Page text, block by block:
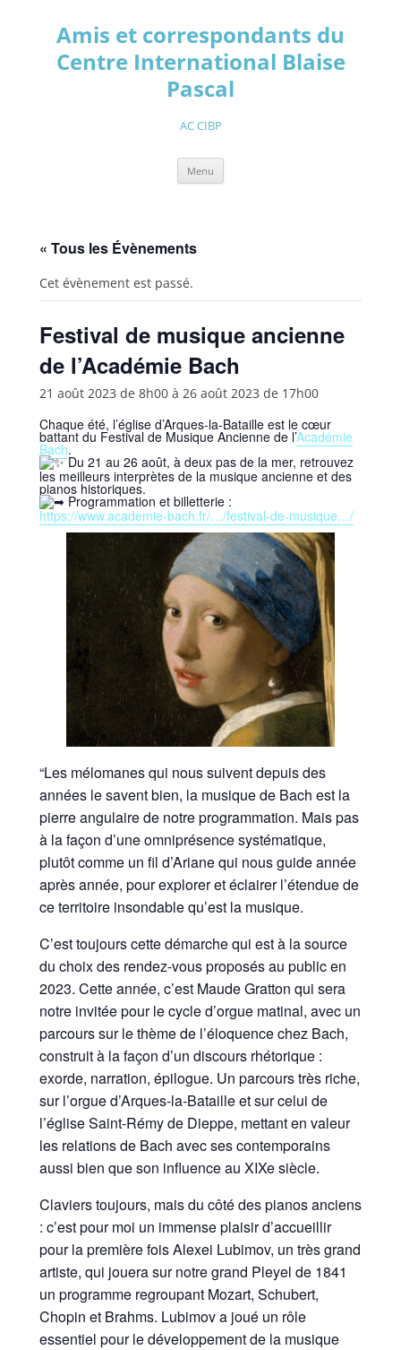
contenuAmis et correspondants du
Centre International Blaise
Pascal
AC CIBP
Menu
« Tous les Évènements
Cet évènement est passé.
Festival de musique ancienne
de l’Académie Bach
21 août 2023 de 8h00 à 26 août 2023 de 17h00
Chaque été, l’église d’Arques-la-Bataille est le cœur
battant du Festival de Musique Ancienne de l’Académie
Bach.
Du 21 au 26 août, à deux pas de la mer, retrouvez
les meilleurs interprètes de la musique ancienne et des
pianos historiques.
Programmation et billetterie :
https://www.academie-bach.fr/…/festival-de-musique…/
“Les mélomanes qui nous suivent depuis des
années le savent bien, la musique de Bach est la
pierre angulaire de notre programmation. Mais pas
à la façon d’une omniprésence systématique,
plutôt comme un fil d’Ariane qui nous guide année
après année, pour explorer et éclairer l’étendue de
ce territoire insondable qu’est la musique.
C’est toujours cette démarche qui est à la source
du choix des rendez-vous proposés au public en
2023. Cette année, c’est Maude Gratton qui sera
notre invitée pour le cycle d’orgue matinal, avec un
parcours sur le thème de l’éloquence chez Bach,
construit à la façon d’un discours rhétorique :
exorde, narration, épilogue. Un parcours très riche,
sur l’orgue d’Arques-la-Bataille et sur celui de
l’église Saint-Rémy de Dieppe, mettant en valeur
les relations de Bach avec ses contemporains
aussi bien que son influence au XIXe siècle.
Claviers toujours, mais du côté des pianos anciens
: c’est pour moi un immense plaisir d’accueillir
pour la première fois Alexei Lubimov, un très grand
artiste, qui jouera sur notre grand Pleyel de 1841
un programme regroupant Mozart, Schubert,
Chopin et Brahms. Lubimov a joué un rôle
essentiel pour le développement de la musique